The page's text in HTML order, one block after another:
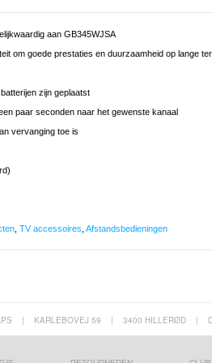
aan GB345WJSA
om goede prestaties en duurzaamheid op lange
zijn geplaatst
paar seconden naar het gewenste kanaal
vervanging toe is
TV accessoires Afstandsbedieningen
| KARLEBOVEJ 59 | 3400 HILLERØD |